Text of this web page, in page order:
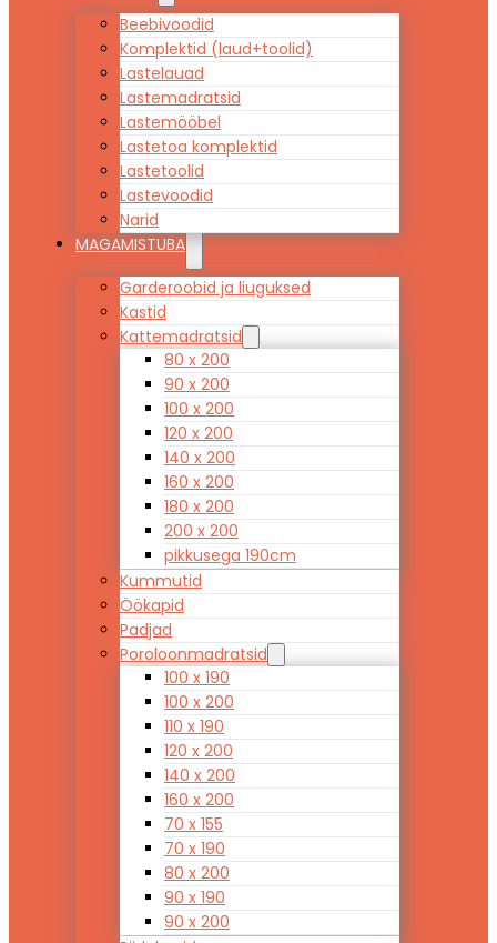
Beebivoodid
Komplektid (laud+toolid)
Lastelauad
Lastemadratsid
Lastemööbel
Lastetoa komplektid
Lastetoolid
Lastevoodid
Narid
MAGAMISTUBA
Garderoobid ja liuguksed
Kastid
Kattemadratsid
80 x 200
90 x 200
100 x 200
120 x 200
140 x 200
160 x 200
180 x 200
200 x 200
pikkusega 190cm
Kummutid
Öökapid
Padjad
Poroloonmadratsid
100 x 190
100 x 200
110 x 190
120 x 200
140 x 200
160 x 200
70 x 155
70 x 190
80 x 200
90 x 190
90 x 200